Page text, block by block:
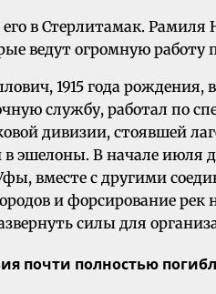
в Стерлитамак.
ведут огромную
1915 года
службу, работал по
дивизии, стоявшей
эшелоны. В начале июля
вместе с другими
и форсирование
силы для
почти полностью